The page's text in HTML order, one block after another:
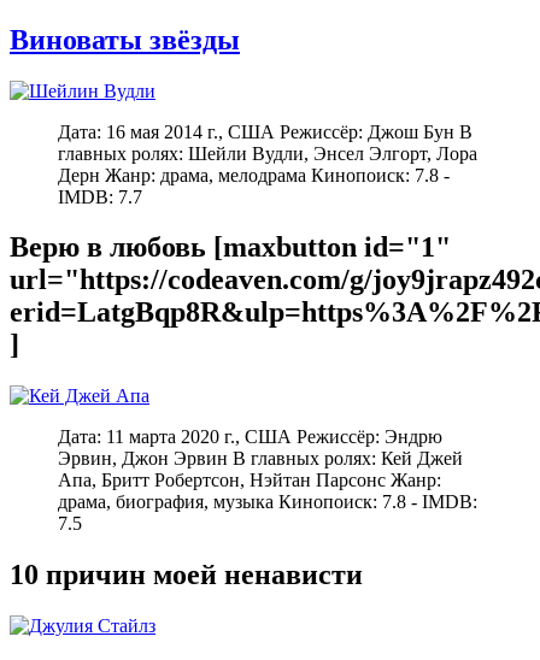
Виноваты звёзды
Дата: 16 мая 2014 г., США Режиссёр: Джош Бун В
главных ролях: Шейли Вудли, Энсел Элгорт, Лора
Дерн Жанр: драма, мелодрама Кинопоиск: 7.8 -
IMDB: 7.7
Верю в любовь [maxbutton id="1"
url="https://codeaven.com/g/
]
Дата: 11 марта 2020 г., США Режиссёр: Эндрю
Эрвин, Джон Эрвин В главных ролях: Кей Джей
Апа, Бритт Робертсон, Нэйтан Парсонс Жанр:
драма, биография, музыка Кинопоиск: 7.8 - IMDB:
7.5
10 причин моей ненависти